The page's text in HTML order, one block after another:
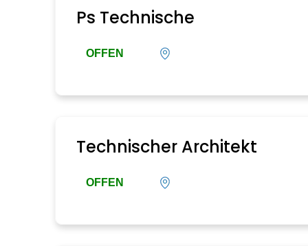
Ps Technische
OFFEN
Technischer Architekt
OFFEN